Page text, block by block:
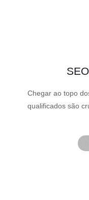
SEO
Chegar ao topo
qualificados são